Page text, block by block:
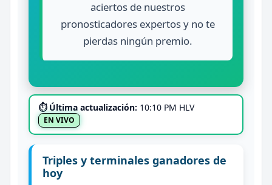
aciertos de nuestros
pronosticadores expertos y no te
pierdas ningún premio.
⏱ Última actualización: 10:10 PM HLV
EN VIVO
Triples y terminales ganadores de
hoy